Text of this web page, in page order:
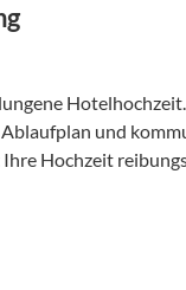
und
Hochzeit